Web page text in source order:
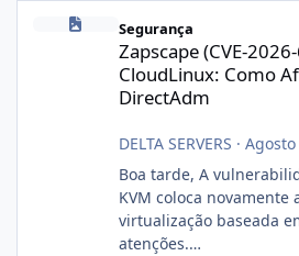
Zapscape (CVE-2026-64561) no
Segurança
Zapscape (CVE-
CloudLinux: Como
DirectAdm
DELTA SERVERS ·
Boa tarde, A
KVM coloca novamente
virtualização baseada
atenções.